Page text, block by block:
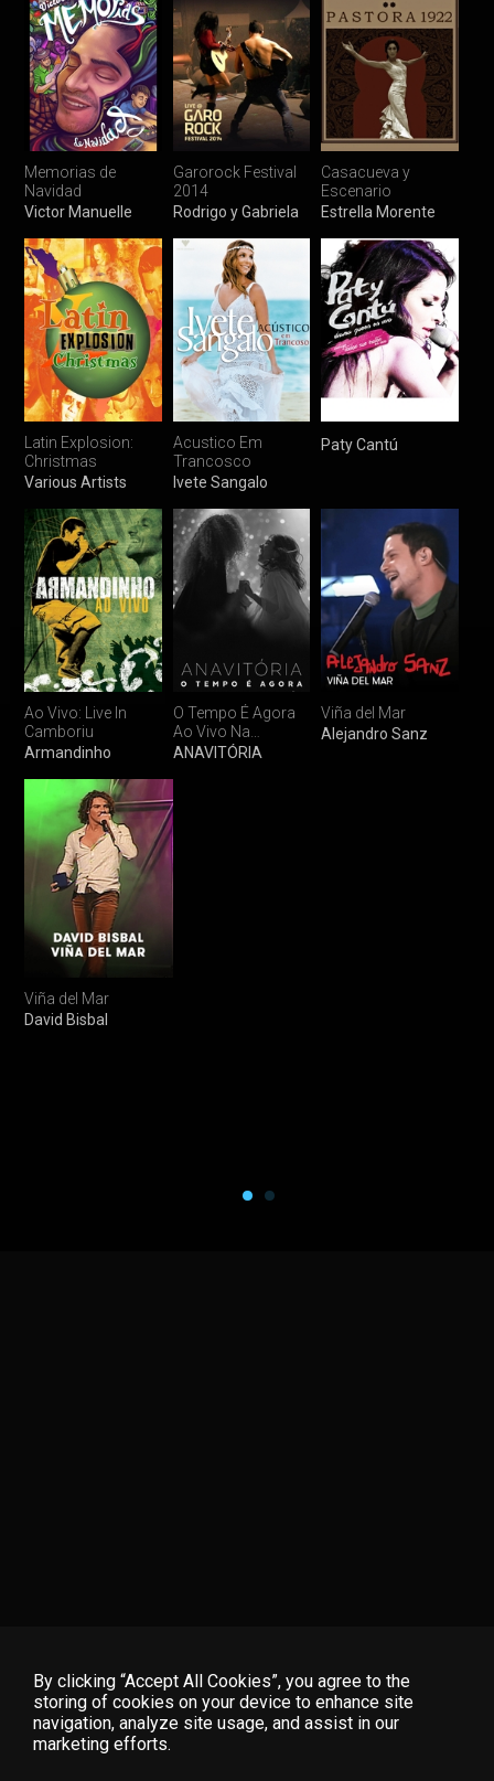
Memorias de
Navidad
Victor Manuelle
Garorock Festival
2014
Rodrigo y Gabriela
Casacueva y
Escenario
Estrella Morente
Latin Explosion:
Christmas
Various Artists
Acustico Em
Trancosco
Ivete Sangalo
Paty Cantú
Ao Vivo: Live In
Camboriu
Armandinho
O Tempo É Agora
Ao Vivo Na
Fundição
ANAVITÓRIA
Viña del Mar
Alejandro Sanz
Viña del Mar
David Bisbal
Home
FAQ
Start Free Trial
By clicking “Accept All Cookies”, you agree to the
storing of cookies on your device to enhance site
navigation, analyze site usage, and assist in our
marketing efforts.